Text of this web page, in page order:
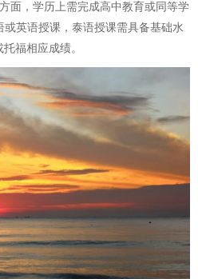
面，学历上需完成高中教育或同等学
英语授课，泰语授课需具备基础水
福相应成绩。